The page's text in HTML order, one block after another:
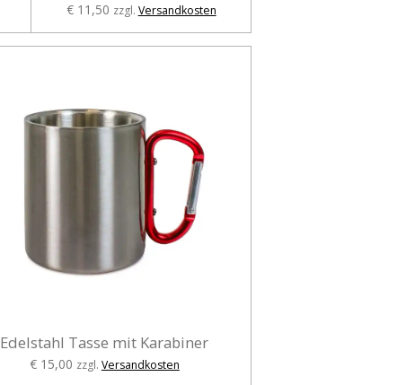
€ 11,50 zzgl. Versandkosten
Edelstahl Tasse mit Karabiner
€ 15,00 zzgl. Versandkosten